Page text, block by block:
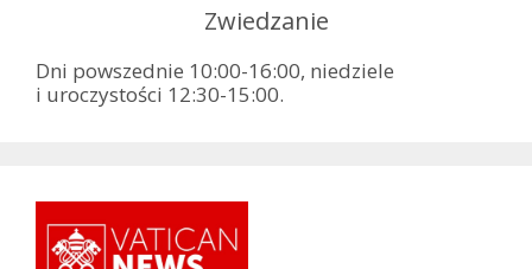
Zwiedzanie
Dni powszednie 10:00-16:00, niedziele
i uroczystości 12:30-15:00.